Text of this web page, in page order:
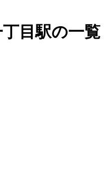
目駅の一覧